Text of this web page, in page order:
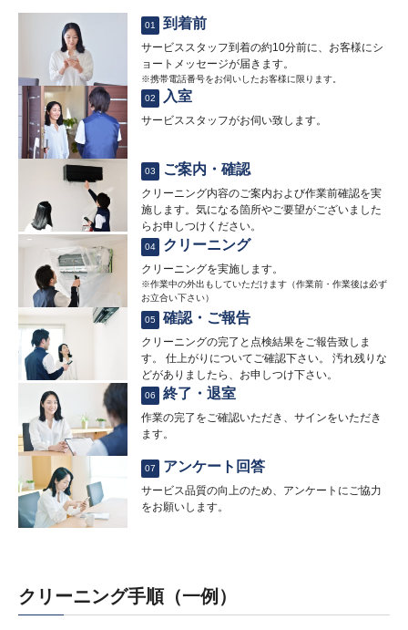
01 到着前
サービススタッフ到着の約10分前に、お客様にシ
ョートメッセージが届きます。
※携帯電話番号をお伺いしたお客様に限ります。
02
入室
サービススタッフがお伺い致します。
03 ご案内・確認
クリーニング内容のご案内および作業前確認を実
施します。気になる箇所やご要望がございました
らお申しつけください。
04 クリーニング
クリーニングを実施します。
※作業中の外出もしていただけます（作業前・作業後は必ず
お立合い下さい）
05 確認・ご報告
クリーニングの完了と点検結果をご報告致しま
す。 仕上がりについてご確認下さい。 汚れ残りな
どがありましたら、お申しつけ下さい。
06 終了・退室
作業の完了をご確認いただき、サインをいただき
ます。
07 アンケート回答
サービス品質の向上のため、アンケートにご協力
をお願いします。
クリーニング手順（一例）